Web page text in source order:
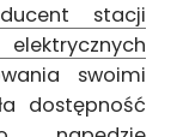
stacji
swoimi
dostępność